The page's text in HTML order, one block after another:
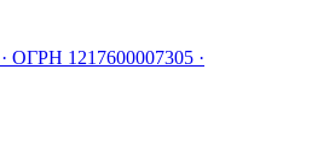
· ОГРН 1217600007305 ·